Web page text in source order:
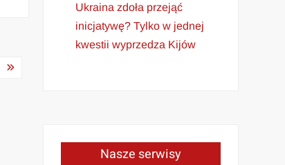
Ukraina zdoła przejąć
inicjatywę? Tylko w jednej
kwestii wyprzedza Kijów
Nasze serwisy